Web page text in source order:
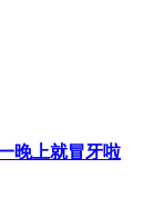
晚上就冒牙啦